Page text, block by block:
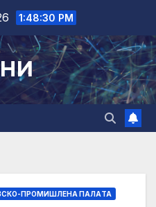
1:48:31 PM
ПРОМИШЛЕНА ПАЛAТА